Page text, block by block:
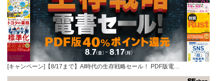
[キャンペーン]【8/17まで】AI時代の生存戦略セール！ PDF版電…